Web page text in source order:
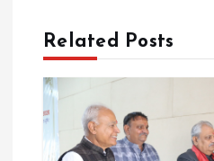
a
v
Related Posts